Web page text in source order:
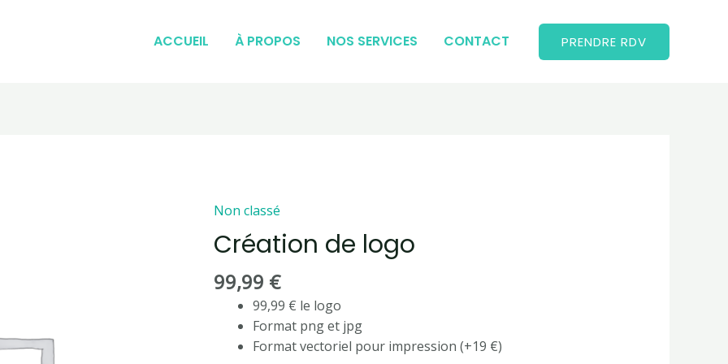
ACCUEIL À PROPOS NOS SERVICES CONTACT PRENDRE RDV
Non classé
Création de logo
99,99 €
99,99 € le logo
Format png et jpg
Format vectoriel pour impression (+19 €)
quantité
de
Création
de
logo